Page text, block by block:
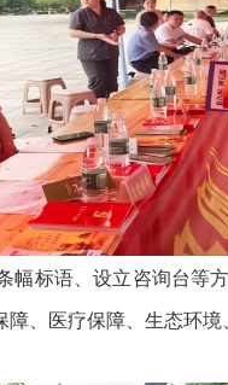
语、设立咨询台等方
、医疗保障、生态环